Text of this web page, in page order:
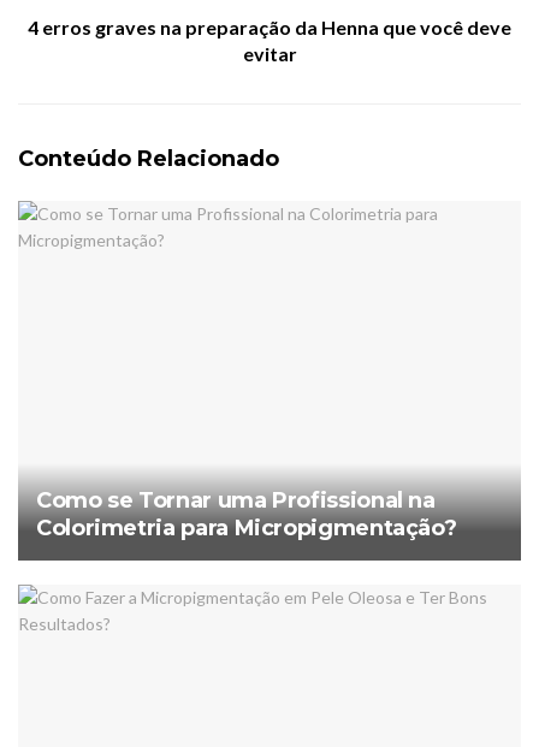
4 erros graves na preparação da Henna que você deve
evitar
Conteúdo Relacionado
Como se Tornar uma Profissional na
Colorimetria para Micropigmentação?